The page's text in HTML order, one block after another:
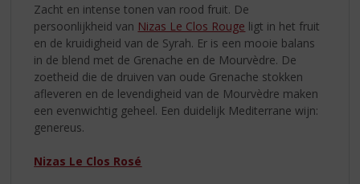
Zacht en intense tonen van rood fruit. De
persoonlijkheid van Nizas Le Clos Rouge ligt in het fruit
en de kruidigheid van de Syrah. Er is een mooie balans
in de blend met de Grenache en de Mourvèdre. De
zoetheid die de druiven van oude Grenache stokken
afleveren en de levendigheid van de Mourvèdre maken
een evenwichtig geheel. Een duidelijk Mediterrane wijn:
genereus.
Nizas Le Clos Rosé